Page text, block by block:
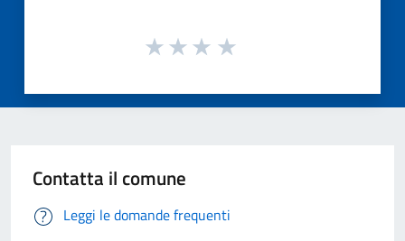
Contatta il comune
Leggi le domande frequenti